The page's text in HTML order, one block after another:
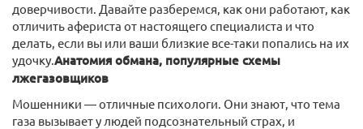
доверчивости. Давайте разберемся, как они работают, как
отличить афериста от настоящего специалиста и что
делать, если вы или ваши близкие все-таки попались на их
удочку.Анатомия обмана, популярные схемы
лжегазовщиков
Мошенники — отличные психологи. Они знают, что тема
газа вызывает у людей подсознательный страх, и